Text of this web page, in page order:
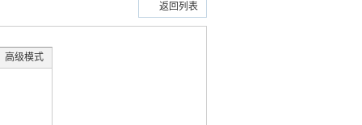
返回列表
高级模式